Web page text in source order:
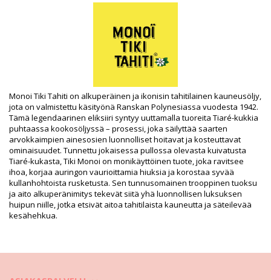
Osasto: Naiset, Monoï-öljyt
Paketti sisältää: 1 x Monoï-öljyt (Muut tarvikkeet eivät sisälly
Toimittajan viite: 1MAC
Paino: 130g / 0.29lb / 4.59oz
Retusoituja kuvia
Pesu- ja hoito-ohjeet
Hoito-ohjeet: Tiki Monoi Capillare 120Ml
Monoi Tiki Tahiti on alkuperäinen ja ikonisin tahitilainen kauneusöljy,
jota on valmistettu käsityönä Ranskan Polynesiassa vuodesta 1942.
Tämä legendaarinen eliksiiri syntyy uuttamalla tuoreita Tiaré-kukkia
puhtaassa kookosöljyssä – prosessi, joka säilyttää saarten
arvokkaimpien ainesosien luonnolliset hoitavat ja kosteuttavat
ominaisuudet. Tunnettu jokaisessa pullossa olevasta kuivatusta
Tiaré-kukasta, Tiki Monoi on monikäyttöinen tuote, joka ravitsee
ihoa, korjaa auringon vaurioittamia hiuksia ja korostaa syvää
kullanhohtoista rusketusta. Sen tunnusomainen trooppinen tuoksu
ja aito alkuperänimitys tekevät siitä yhä luonnollisen luksuksen
huipun niille, jotka etsivät aitoa tahitilaista kauneutta ja säteilevää
kesähehkua.